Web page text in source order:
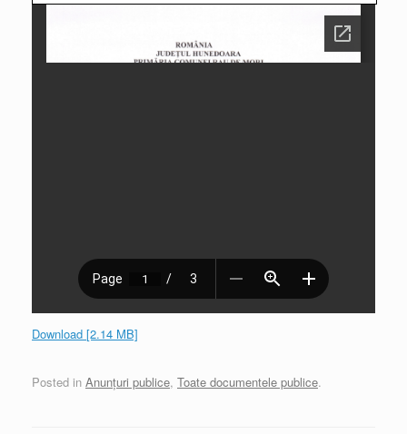
Download [2.14 MB]
Posted in Anunțuri publice, Toate documentele publice.